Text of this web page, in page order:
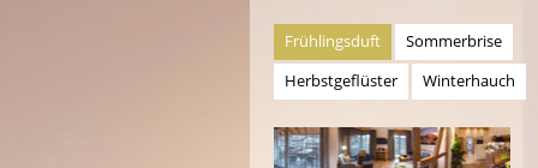
Frühlingsduft
Sommerbrise
Herbstgeflüster
Winterhauch